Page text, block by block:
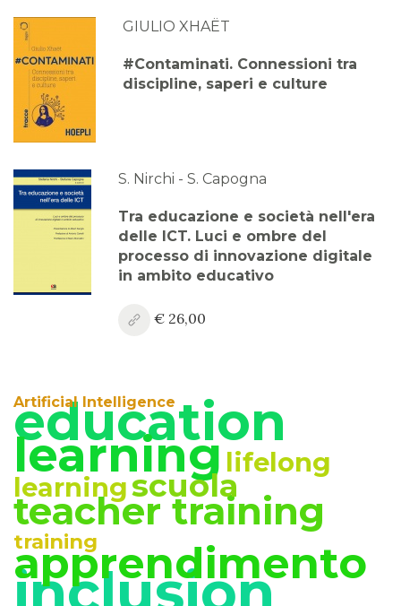
Anno XVI, Numero 2
2024
Anno XVI, Numero 1
2024
2023
Anno XV, Numero 3
Anno XV, Numero 2
2023
Anno XV, Numero 1
Anno XV
2023 Vol. 1
Anno XIV, Numero 4
2022
Anno XIV, Numero 3
2022
Anno XIV, Numero 2
2022
GIULIO XHAËT
#Contaminati. Connessioni tra
discipline, saperi e culture
S. Nirchi - S. Capogna
Tra educazione e società nell'era
delle ICT. Luci e ombre del
processo di innovazione digitale
in ambito educativo
€ 26,00
Artificial Intelligence
education
learninglifelong
learningscuola
teacher training
training
apprendimento